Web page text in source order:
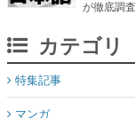
マンガ
女性向け